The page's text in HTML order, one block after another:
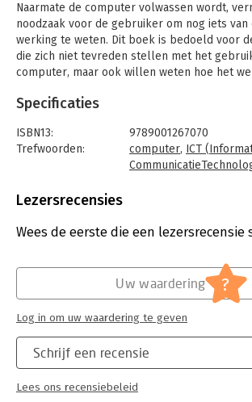
Naarmate de computer volwassen wordt,
noodzaak voor de gebruiker om nog iets van
werking te weten. Dit boek is bedoeld voor
die zich niet tevreden stellen met het
computer, maar ook willen weten hoe het
instrument te maken dat zulke complexe
Bij de uitleg in dit boek wordt een groot
de computerwereld geïntroduceerd en
als een elektronische schakeling, als een
bundel programma's. In het boek worden al
gestructureerd. Van ieder niveau wordt juist
behandeld om de andere te kunnen
de samenhang duidelijk, evenals de relatie
software engineering.
Specificaties
ISBN13:
9789001267070
Trefwoorden:
computer, ICT
Taal:
Aantal pagina's:
415
Verschijningsdatum:
1-7-2006
Hoofdrubriek:
Lezersrecensies
Wees de eerste die een lezersrecensie
Schrijf een recensie
Lees ons recensiebeleid
Uw waardering ?
Log in om uw waardering te geven